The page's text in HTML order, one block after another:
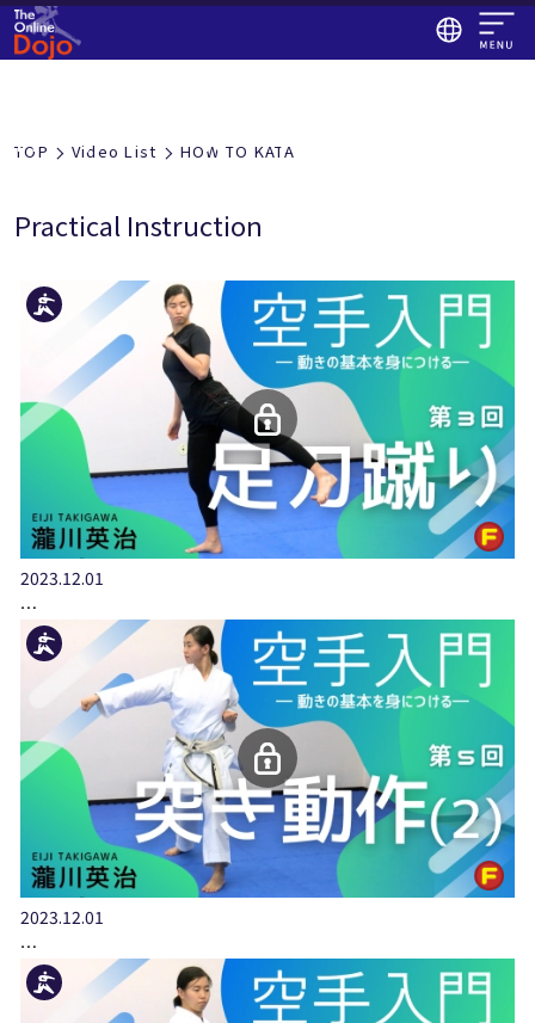
HOW TO KATA
TOP Video List HOW TO KATA
Practical Instruction
2023.12.01
…
2023.12.01
…